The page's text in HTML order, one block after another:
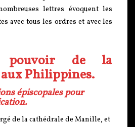
lettres évoquent les
avec tous les ordres et avec les
de la
Philippines.
épiscopales pour
de la cathédrale de Manille, et